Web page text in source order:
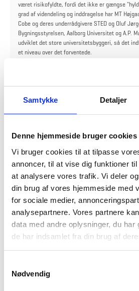
Samtykke Detaljer
Denne hjemmeside bruger cookies
Vi bruger cookies til at tilpasse
annoncer, til at vise dig funktioner
at analysere vores trafik. Vi deler
din brug af vores hjemmeside med
for sociale medier,
analysepartnere. Vores partnere
data med andre oplysninger, du har
de har indsamlet fra din brug af
Nødvendig
været risikofyldte, fordi det ikke er gængse
grad af videndeling og inddragelse har MT
Cobe og deres underrådgivere STED og Oluf
Bygningsstyrelsen, Aalborg Universitet og A.P.
udviklet det store universitetsbyggeri, så det
et niveau over det forventede.
- Vi er utrolig glade for resultatet, og det har
med New Partnering som samarbejdsmodel. Vi
projekteringen og økonomien på en helt anden
kræver noget andet af os end traditionelle
mindre tid på det kedelige; konflikter, og mere
bygge, siger projektchef Chris Dalgård Jensen